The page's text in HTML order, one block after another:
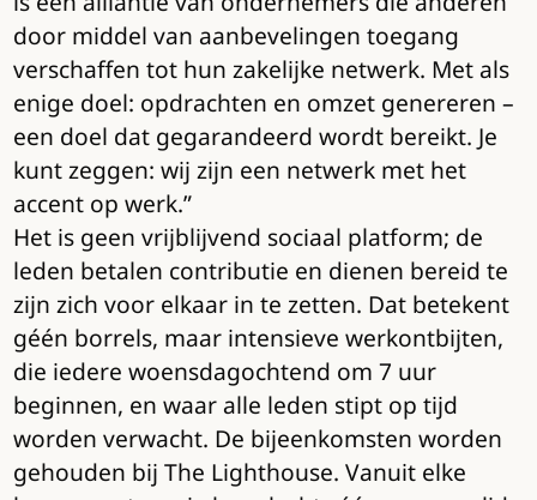
door middel van aanbevelingen toegang
verschaffen tot hun zakelijke netwerk. Met als
enige doel: opdrachten en omzet genereren –
een doel dat gegarandeerd wordt bereikt. Je
kunt zeggen: wij zijn een netwerk met het
accent op werk.”
Het is geen vrijblijvend sociaal platform; de
leden betalen contributie en dienen bereid te
zijn zich voor elkaar in te zetten. Dat betekent
géén borrels, maar intensieve werkontbijten,
die iedere woensdagochtend om 7 uur
beginnen, en waar alle leden stipt op tijd
worden verwacht. De bijeenkomsten worden
gehouden bij The Lighthouse. Vanuit elke